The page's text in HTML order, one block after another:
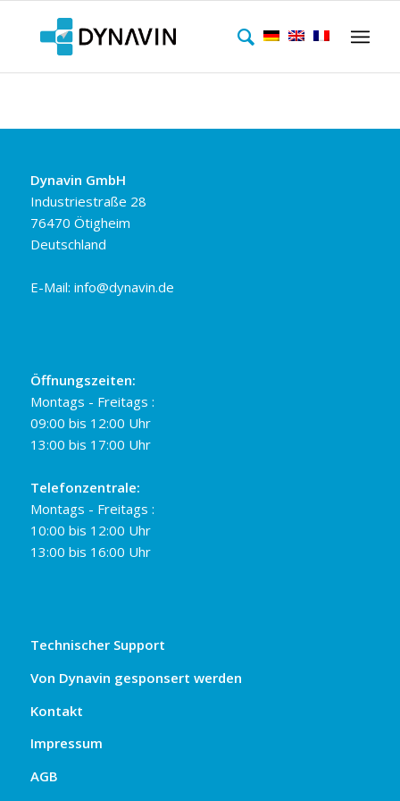
Dynavin GmbH
Industriestraße 28
76470 Ötigheim
Deutschland
E-Mail: info@dynavin.de
Öffnungszeiten:
Montags - Freitags :
09:00 bis 12:00 Uhr
13:00 bis 17:00 Uhr
Telefonzentrale:
Montags - Freitags :
10:00 bis 12:00 Uhr
13:00 bis 16:00 Uhr
Technischer Support
Von Dynavin gesponsert werden
Kontakt
Impressum
AGB